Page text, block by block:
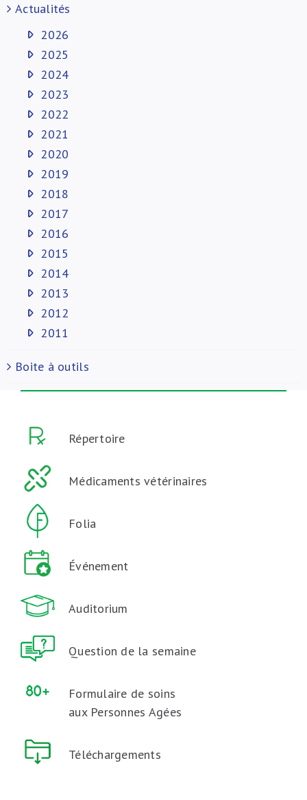
Actualités
2026
2025
2024
2023
2022
2021
2020
2019
2018
2017
2016
2015
2014
2013
2012
2011
Boite à outils
Répertoire
Médicaments vétérinaires
Folia
Événement
Auditorium
Question de la semaine
Formulaire de soins
aux Personnes Agées
Téléchargements